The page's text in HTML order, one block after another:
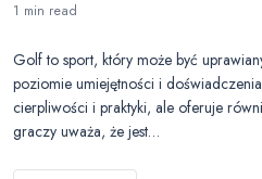
1 min read
Golf to sport, który może być
poziomie umiejętności i
cierpliwości i praktyki, ale oferuje
graczy uważa, że jest…